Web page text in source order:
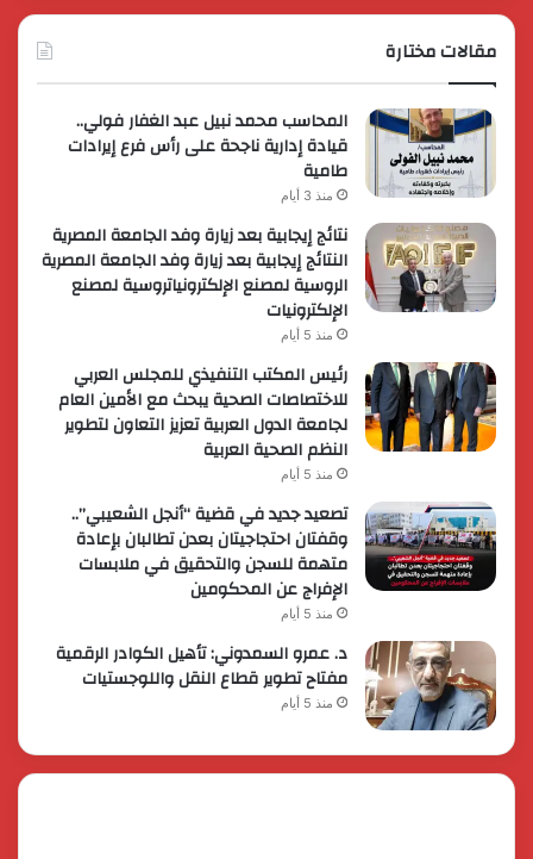
مقالات مختارة
المحاسب محمد نبيل عبد الغفار فولي..
قيادة إدارية ناجحة على رأس فرع إيرادات
طامية
منذ 3 أيام
نتائج إيجابية بعد زيارة وفد الجامعة المصرية
النتائج إيجابية بعد زيارة وفد الجامعة المصرية
الروسية لمصنع الإلكترونياتروسية لمصنع
الإلكترونيات
منذ 5 أيام
رئيس المكتب التنفيذي للمجلس العربي
للاختصاصات الصحية يبحث مع الأمين العام
لجامعة الدول العربية تعزيز التعاون لتطوير
النظم الصحية العربية
منذ 5 أيام
تصعيد جديد في قضية “أنجل الشعيبي”..
وقفتان احتجاجيتان بعدن تطالبان بإعادة
متهمة للسجن والتحقيق في ملابسات
الإفراج عن المحكومين
منذ 5 أيام
د. عمرو السمدوني: تأهيل الكوادر الرقمية
مفتاح تطوير قطاع النقل واللوجستيات
منذ 5 أيام